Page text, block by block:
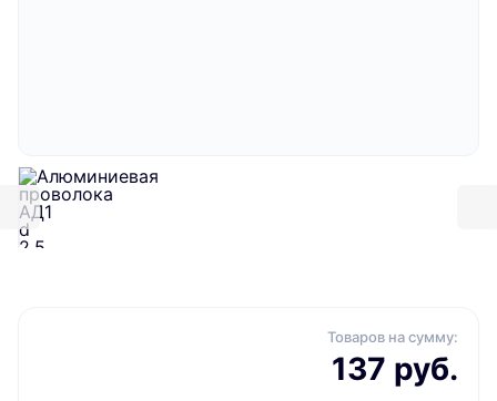
Товаров на сумму:
137 руб.